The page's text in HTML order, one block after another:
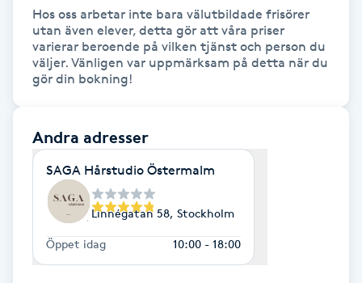
Gravidmassage
Gravidyoga
Gruppträning
Gua Sha-massage
Hatha Yoga
Headspa
Hos oss arbetar inte bara välutbildade frisörer
utan även elever, detta gör att våra priser
varierar beroende på vilken tjänst och person du
väljer. Vänligen var uppmärksam på detta när du
gör din bokning!
Andra adresser
SAGA Hårstudio Östermalm
Linnégatan 58, Stockholm
Öppet idag 10:00 - 18:00